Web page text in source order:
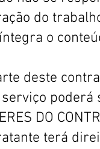
do
o
deste
DO
terá